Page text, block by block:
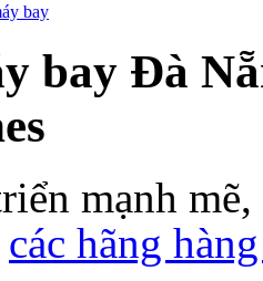
bay
bay Đà
mạnh
các hãng